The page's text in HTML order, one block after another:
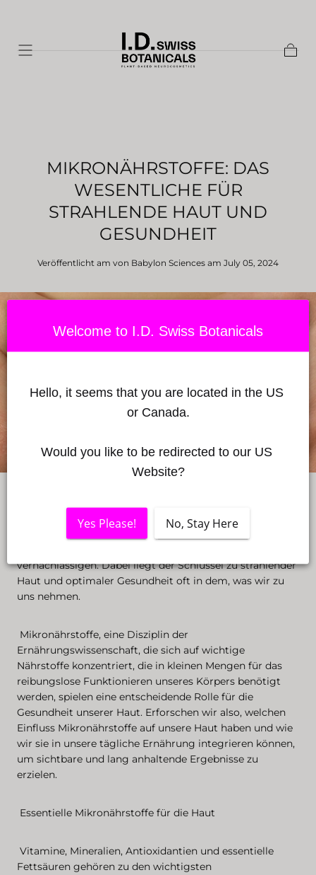
MIKRONÄHRSTOFFE: DAS
WESENTLICHE FÜR
STRAHLENDE HAUT UND
GESUNDHEIT
Veröffentlicht am von Babylon Sciences am July 05, 2024
Wohlbefinden ist es leicht, sich auf äußerliche
Hautpflegeprodukte zu konzentrieren und dabei den
vernachlässigen. Dabei liegt der Schlüssel zu strahlender
Haut und optimaler Gesundheit oft in dem, was wir zu
uns nehmen.
Mikronährstoffe, eine Disziplin der
Ernährungswissenschaft, die sich auf wichtige
Nährstoffe konzentriert, die in kleinen Mengen für das
reibungslose Funktionieren unseres Körpers benötigt
werden, spielen eine entscheidende Rolle für die
Gesundheit unserer Haut. Erforschen wir also, welchen
Einfluss Mikronährstoffe auf unsere Haut haben und wie
wir sie in unsere tägliche Ernährung integrieren können,
um sichtbare und lang anhaltende Ergebnisse zu
erzielen.
Essentielle Mikronährstoffe für die Haut
Vitamine, Mineralien, Antioxidantien und essentielle
Fettsäuren gehören zu den wichtigsten
Welcome to I.D. Swiss Botanicals
Hello, it seems that you are located in the US
or Canada.
Would you like to be redirected to our US
Website?
Yes Please! No, Stay Here